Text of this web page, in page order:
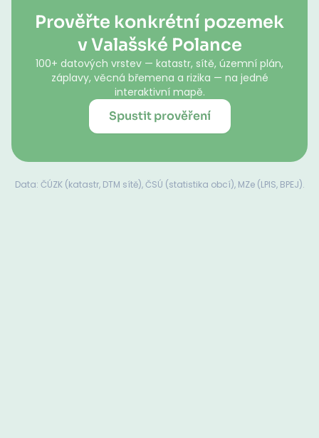
Prověřte konkrétní pozemek
v Valašské Polance
100+ datových vrstev — katastr, sítě, územní plán,
záplavy, věcná břemena a rizika — na jedné
interaktivní mapě.
Spustit prověření
Data: ČÚZK (katastr, DTM sítě), ČSÚ (statistika obcí), MZe (LPIS, BPEJ).